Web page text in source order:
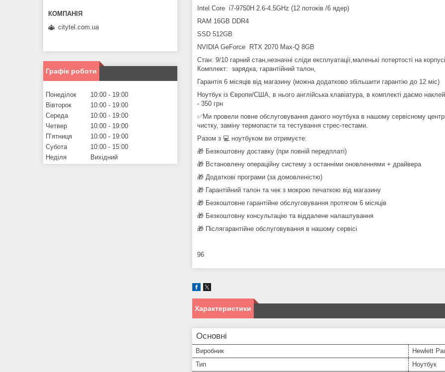
Intel Core i7-9750H 2.6-4.5GHz (12 потоків /6 ядер)
RAM 16GB DDR4
SSD 512GB
NVIDIA GeForce RTX 2070 Max-Q 8GB
Стан: 9/10 гарний стан,незначні сліди експлуатації,маленькі потертості на корпусі
Комплект: зарядка, гарантійний талон,
Гарантія 6 місяців від магазину (можна додатково збільшити гарантію до 12 міс)
Ноутбук із Європи/США, в нього англійська клавіатура, в комплекті даємо
- 350 грн
✅Ми провели повне обслуговування даного ноутбука в нашому сервісному
чистку, заміну термопасти та тестування стрес-тестами.
Разом з 💻 ноутбуком ви отримуєте:
🎁 Безкоштовну доставку (при повній передплаті)
🎁 Встановлену операційну систему з останніми оновленнями + драйвера
🎁 Додаткові програми (за домовленістю)
🎁 Гарантійний талон та чек з мокрою печаткою від магазину
🎁 Безкоштовне гарантійне обслуговування протягом 6 місяців
🎁 Безкоштовну консультацію та віддалене налаштування
🎁 Післягарантійне обслуговування в нашому сервісі
96
Характеристики
Основні
Виробник
Hewlett
Тип
Ноутбук
citytel.com.ua
Графік роботи
Понеділок 10:00
19:00
Вівторок
10:00
19:00
Середа
10:00
19:00
Четвер
10:00
19:00
Пʼятниця
10:00
19:00
Субота
10:00
15:00
Неділя
Вихідний